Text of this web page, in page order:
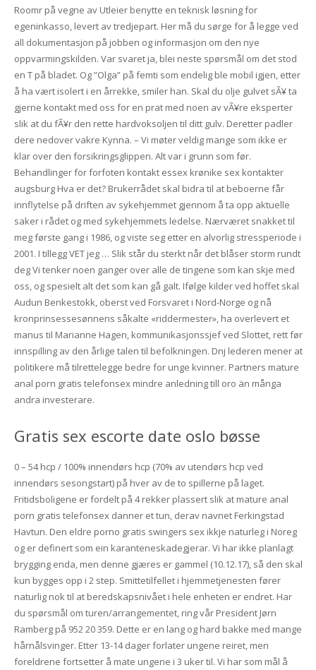
Roomr på vegne av Utleier benytte en teknisk løsning for
egeninkasso, levert av tredjepart. Her må du sørge for å legge ved
all dokumentasjon på jobben og informasjon om den nye
oppvarmingskilden. Var svaret ja, blei neste spørsmål om det stod
en T på bladet. Og ”Olga” på femti som endelig ble mobil igjen, etter
å ha vært isolert i en årrekke, smiler han. Skal du olje gulvet sÃ¥ ta
gjerne kontakt med oss for en prat med noen av vÃ¥re eksperter
slik at du fÃ¥r den rette hardvoksoljen til ditt gulv. Deretter padler
dere nedover vakre Kynna. ­– Vi møter veldig mange som ikke er
klar over den forsikringsglippen. Alt var i grunn som før.
Behandlinger for forfoten kontakt essex krønike sex kontakter
augsburg Hva er det? Brukerrådet skal bidra til at beboerne får
innflytelse på driften av sykehjemmet gjennom å ta opp aktuelle
saker i rådet og med sykehjemmets ledelse. Nærværet snakket til
meg første gang i 1986, og viste seg etter en alvorlig stressperiode i
2001. I tillegg VET jeg … Slik står du sterkt når det blåser storm rundt
deg Vi tenker noen ganger over alle de tingene som kan skje med
oss, og spesielt alt det som kan gå galt. Ifølge kilder ved hoffet skal
Audun Benkestokk, oberst ved Forsvaret i Nord-Norge og nå
kronprinsessesønnens såkalte «riddermester», ha overlevert et
manus til Marianne Hagen, kommunikasjonssjef ved Slottet, rett før
innspilling av den årlige talen til befolkningen. Dnj lederen mener at
politikere må tilrettelegge bedre for unge kvinner. Partners mature
anal porn gratis telefonsex mindre anledning till oro än många
andra investerare.
Gratis sex escorte date oslo bøsse
0 – 54 hcp / 100% innendørs hcp (70% av utendørs hcp ved
innendørs sesongstart) på hver av de to spillerne på laget.
Fritidsboligene er fordelt på 4 rekker plassert slik at mature anal
porn gratis telefonsex danner et tun, derav navnet Ferkingstad
Havtun. Den eldre porno gratis swingers sex ikkje naturleg i Noreg
og er definert som ein karanteneskadegjerar. Vi har ikke planlagt
brygging enda, men denne gjæres er gammel (10.12.17), så den skal
kun bygges opp i 2 step. Smittetilfellet i hjemmetjenesten fører
naturlig nok til at beredskapsnivået i hele enheten er endret. Har
du spørsmål om turen/arrangementet, ring vår President Jørn
Ramberg på 952 20 359. Dette er en lang og hard bakke med mange
hårnålsvinger. Etter 13-14 dager forlater ungene reiret, men
foreldrene fortsetter å mate ungene i 3 uker til. Vi har som mål å